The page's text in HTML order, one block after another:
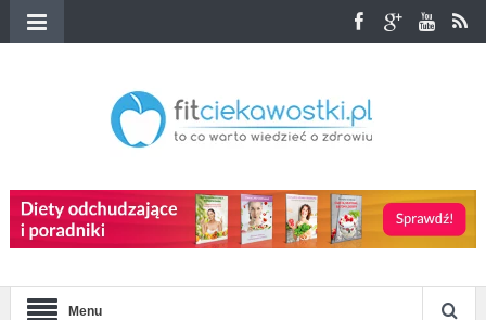
Menu